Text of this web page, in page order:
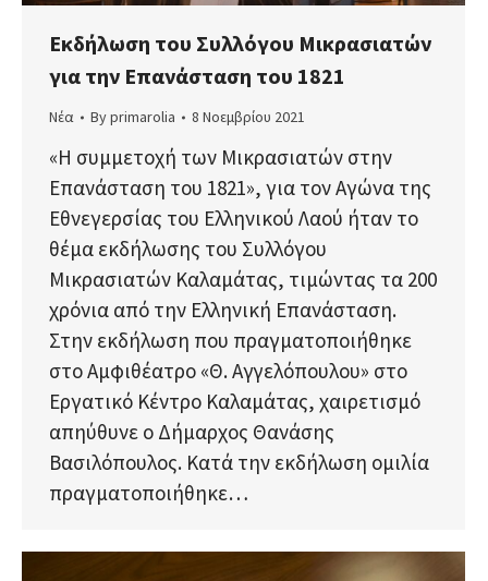
Εκδήλωση του Συλλόγου Μικρασιατών
για την Επανάσταση του 1821
Νέα Byprimarolia 8 Νοεμβρίου 2021
«Η συμμετοχή των Μικρασιατών στην
Επανάσταση του 1821», για τον Αγώνα της
Εθνεγερσίας του Ελληνικού Λαού ήταν το
θέμα εκδήλωσης του Συλλόγου
Μικρασιατών Καλαμάτας, τιμώντας τα 200
χρόνια από την Ελληνική Επανάσταση.
Στην εκδήλωση που πραγματοποιήθηκε
στο Αμφιθέατρο «Θ. Αγγελόπουλου» στο
Εργατικό Κέντρο Καλαμάτας, χαιρετισμό
απηύθυνε ο Δήμαρχος Θανάσης
Βασιλόπουλος. Κατά την εκδήλωση ομιλία
πραγματοποιήθηκε…